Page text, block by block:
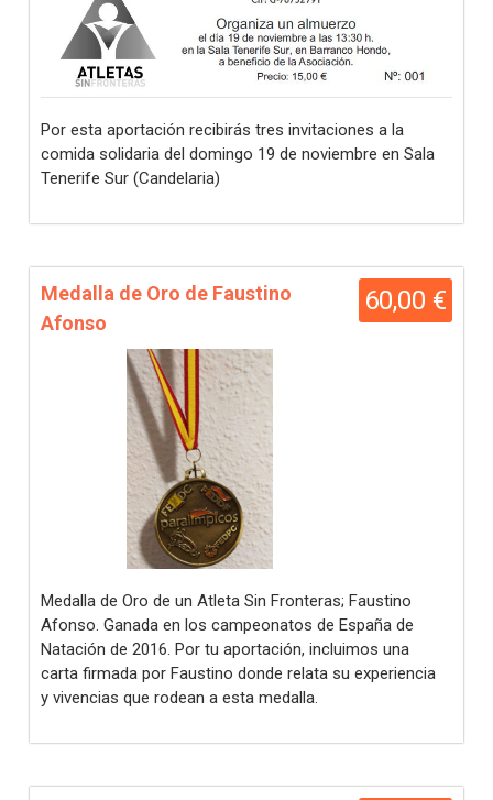
Por esta aportación recibirás tres invitaciones a la
comida solidaria del domingo 19 de noviembre en Sala
Tenerife Sur (Candelaria)
60,00 €
Medalla de Oro de Faustino
Afonso
Medalla de Oro de un Atleta Sin Fronteras; Faustino
Afonso. Ganada en los campeonatos de España de
Natación de 2016. Por tu aportación, incluimos una
carta firmada por Faustino donde relata su experiencia
y vivencias que rodean a esta medalla.